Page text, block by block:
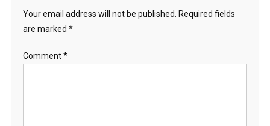
Your email address will not be published.
Required fields
are marked *
Comment*